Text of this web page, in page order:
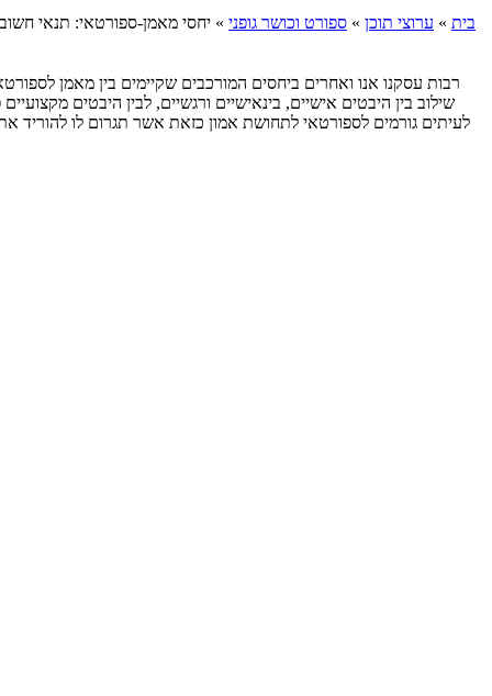
בית » ערוצי תוכן » ספורט וכושר גופני » יחסי מאמן-ספורטאי: תנאי
רבות עסקנו אנו ואחרים ביחסים המורכבים שקיימים בין מאמן
שילוב בין היבטים אישיים, בינאישיים ורגשיים, לבין היבטים
לעיתים גורמים לספורטאי לתחושת אמון כזאת אשר תגרום לו